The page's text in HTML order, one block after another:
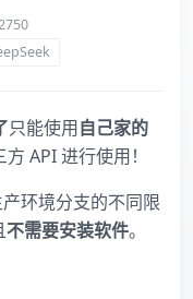
只能使用自己家的
API 进行使用！
环境分支的不同限
不需要安装软件。